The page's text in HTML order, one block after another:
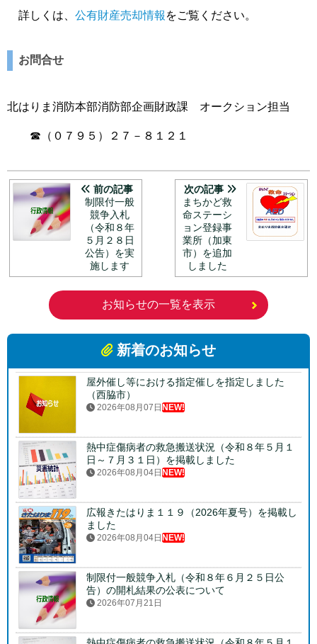
詳しくは、 公有財産売却情報 をご覧ください。
お問合せ
北はりま消防本部消防部企画財政課 オークション担当
☎（０７９５）２７－８１２１
前の記事
制限付一般
競争入札
（令和８年
５月２８日
公告）を実
施します
次の記事
まちかど救
命ステーシ
ョン登録事
業所（加東
市）を追加
しました
お知らせの一覧を表示
新着のお知らせ
屋外催し等における指定催しを指定しました
（西脇市）
2026年08月07日NEW!
熱中症傷病者の救急搬送状況（令和８年５月１
日～７月３１日）を掲載しました
2026年08月04日NEW!
広報きたはりま１１９（2026年夏号）を掲載し
ました
2026年08月04日NEW!
制限付一般競争入札（令和８年６月２５日公
告）の開札結果の公表について
2026年07月21日